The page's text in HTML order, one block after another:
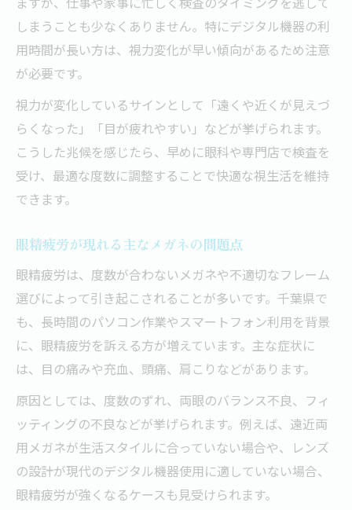
しまうことも少なくありません。特にデジタル機器の利
用時間が長い方は、視力変化が早い傾向があるため注意
が必要です。
視力が変化しているサインとして「遠くや近くが見えづ
らくなった」「目が疲れやすい」などが挙げられます。
こうした兆候を感じたら、早めに眼科や専門店で検査を
受け、最適な度数に調整することで快適な視生活を維持
できます。
眼精疲労が現れる主なメガネの問題点
眼精疲労は、度数が合わないメガネや不適切なフレーム
選びによって引き起こされることが多いです。千葉県で
も、長時間のパソコン作業やスマートフォン利用を背景
に、眼精疲労を訴える方が増えています。主な症状に
は、目の痛みや充血、頭痛、肩こりなどがあります。
原因としては、度数のずれ、両眼のバランス不良、フィ
ッティングの不良などが挙げられます。例えば、遠近両
用メガネが生活スタイルに合っていない場合や、レンズ
の設計が現代のデジタル機器使用に適していない場合、
眼精疲労が強くなるケースも見受けられます。